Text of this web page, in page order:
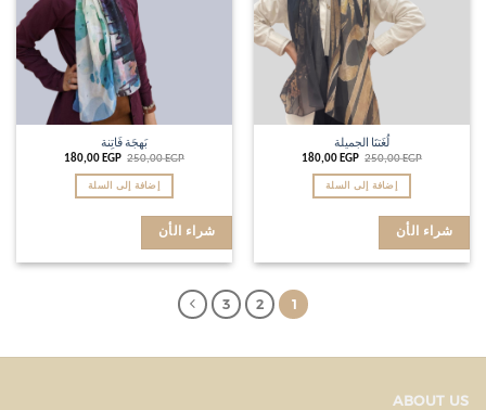
لُغَتنَا الجميلة
250,00EGP
180,00 EGP
إضافة إلى السلة
شراء الأن
بَهجَة فَاتِنة
250,00EGP
180,00 EGP
إضافة إلى السلة
شراء الأن
1
2
3
ABOUT US